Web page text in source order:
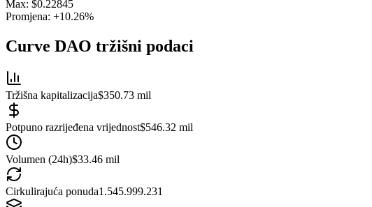
Max: $0.22845
Promjena: +10.26%
Curve DAO tržišni podaci
Tržišna kapitalizacija$350.73 mil
Potpuno razrijeđena vrijednost$546.32 mil
Volumen (24h)$33.46 mil
Cirkulirajuća ponuda1.545.999.231